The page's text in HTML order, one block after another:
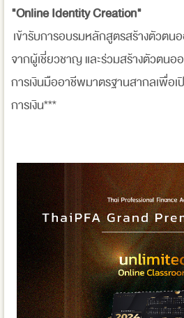
"Online Identity Creation"
เข้ารับการอบรมหลักสูตรสร้างตัวตน
จากผู้เชี่ยวชาญ และร่วมสร้างตัวตนอ
การเงินมืออาชีพมาตรฐานสากลเพื่อเ
การเงิน***